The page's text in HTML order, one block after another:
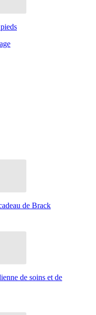
de Brack
de soins et de